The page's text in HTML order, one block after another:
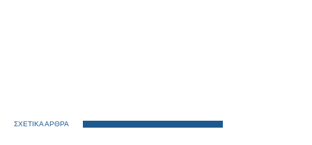
ΣΧΕΤΙΚΑ ΑΡΘΡΑ